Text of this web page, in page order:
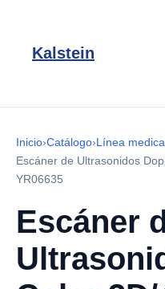
Kalstein
Inicio›Catálogo›Línea medica
Escáner de Ultrasonidos
YR06635
Escáner